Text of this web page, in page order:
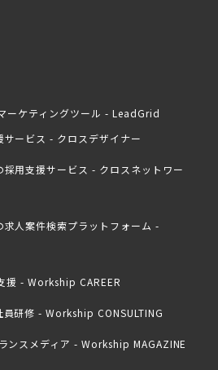
ーケティングツール - LeadGrid
ービス - クロスデザイナー
用支援サービス - クロスネットワー
人案件検索プラットフォーム -
援 - Workship CAREER
研修 - Workship CONSULTING
ンスメディア - Workship MAGAZINE